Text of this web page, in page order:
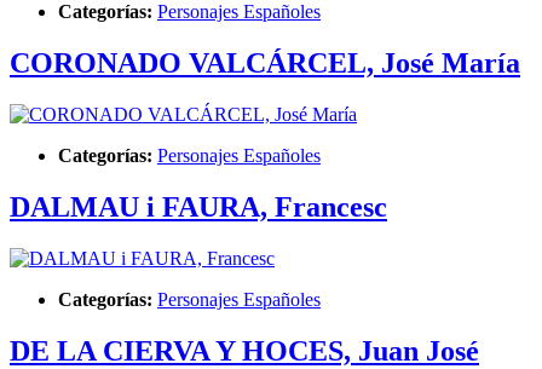
Categorías: Personajes Españoles
CORONADO VALCÁRCEL, José María
Categorías: Personajes Españoles
DALMAU i FAURA, Francesc
Categorías: Personajes Españoles
DE LA CIERVA Y HOCES, Juan José